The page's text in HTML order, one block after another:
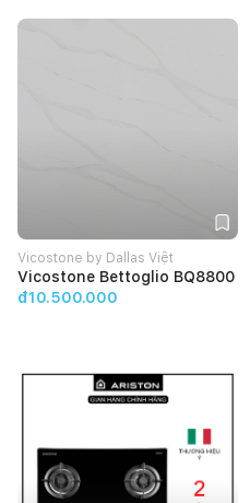
Vicostone by Dallas Việt
Vicostone Bettoglio BQ8800
đ10.500.000